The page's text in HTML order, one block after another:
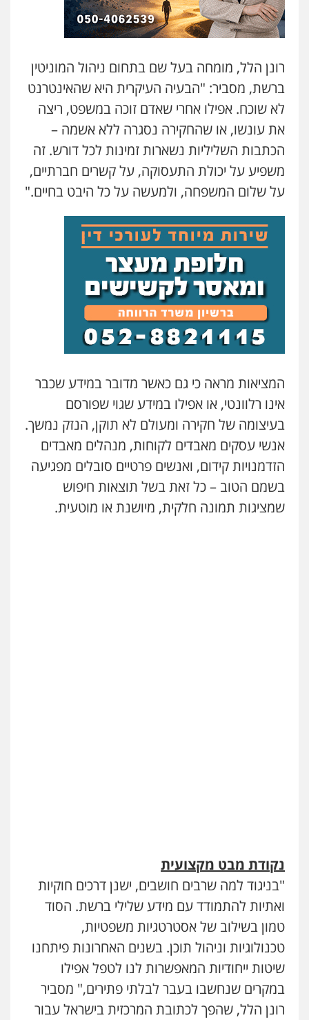
רונן הלל, מומחה בעל שם בתחום ניהול המוניטין
ברשת, מסביר: "הבעיה העיקרית היא שהאינטרנט
לא שוכח. אפילו אחרי שאדם זוכה במשפט, ריצה
את עונשו, או שהחקירה נסגרה ללא אשמה –
הכתבות השליליות נשארות זמינות לכל דורש. זה
משפיע על יכולת התעסוקה, על קשרים חברתיים,
על שלום המשפחה, ולמעשה על כל היבט בחיים."
המציאות מראה כי גם כאשר מדובר במידע שכבר
אינו רלוונטי, או אפילו במידע שגוי שפורסם
בעיצומה של חקירה ומעולם לא תוקן, הנזק נמשך.
אנשי עסקים מאבדים לקוחות, מנהלים מאבדים
הזדמנויות קידום, ואנשים פרטיים סובלים מפגיעה
בשמם הטוב – כל זאת בשל תוצאות חיפוש
שמציגות תמונה חלקית, מיושנת או מוטעית.
נקודת מבט מקצועית
"בניגוד למה שרבים חושבים, ישנן דרכים חוקיות
ואתיות להתמודד עם מידע שלילי ברשת. הסוד
טמון בשילוב של אסטרטגיות משפטיות,
טכנולוגיות וניהול תוכן. בשנים האחרונות פיתחנו
שיטות ייחודיות המאפשרות לנו לטפל אפילו
במקרים שנחשבו בעבר לבלתי פתירים," מסביר
רונן הלל, שהפך לכתובת המרכזית בישראל עבור